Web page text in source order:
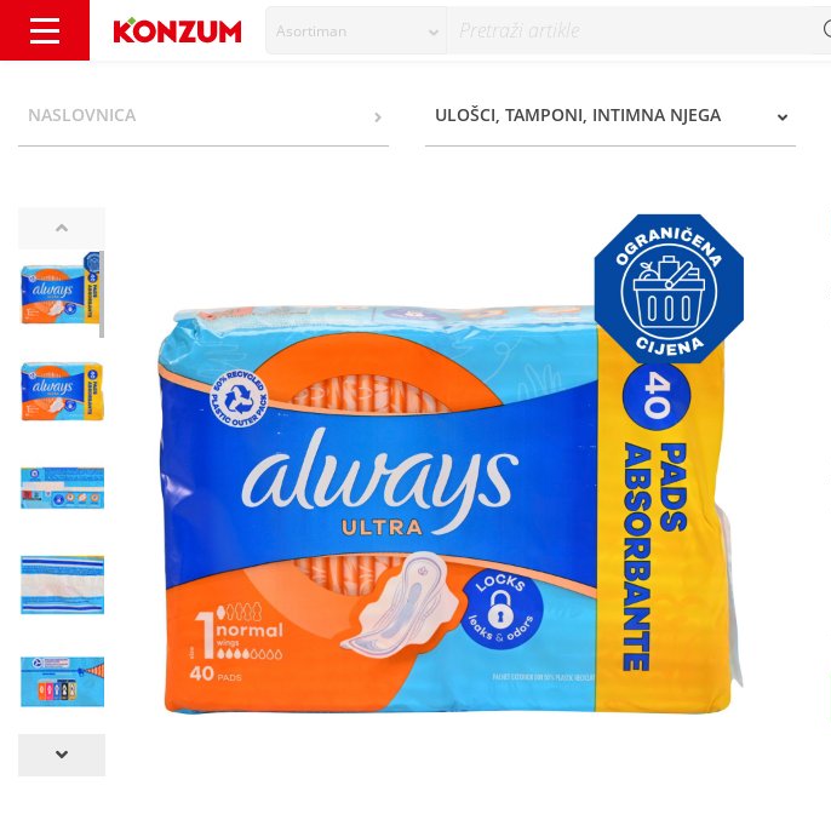
Asortiman
NASLOVNICA ULOŠCI, TAMPONI, INTIMNA NJEGA